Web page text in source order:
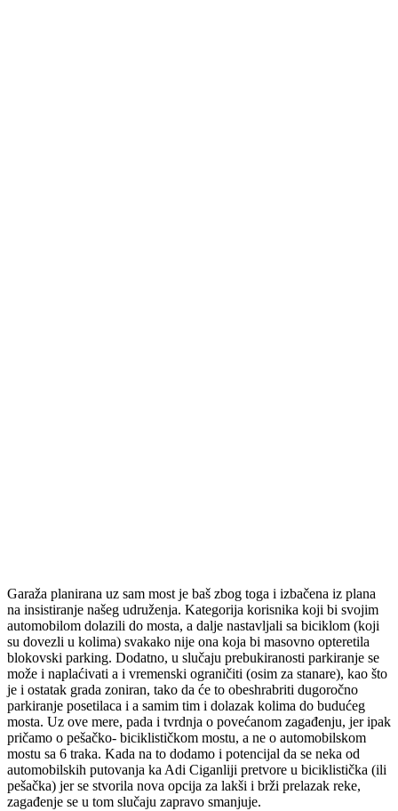
Garaža planirana uz sam most je baš zbog toga i izbačena iz plana
na insistiranje našeg udruženja. Kategorija korisnika koji bi svojim
automobilom dolazili do mosta, a dalje nastavljali sa biciklom (koji
su dovezli u kolima) svakako nije ona koja bi masovno opteretila
blokovski parking. Dodatno, u slučaju prebukiranosti parkiranje se
može i naplaćivati a i vremenski ograničiti (osim za stanare), kao što
je i ostatak grada zoniran, tako da će to obeshrabriti dugoročno
parkiranje posetilaca i a samim tim i dolazak kolima do budućeg
mosta. Uz ove mere, pada i tvrdnja o povećanom zagađenju, jer ipak
pričamo o pešačko- biciklističkom mostu, a ne o automobilskom
mostu sa 6 traka. Kada na to dodamo i potencijal da se neka od
automobilskih putovanja ka Adi Ciganliji pretvore u biciklistička (ili
pešačka) jer se stvorila nova opcija za lakši i brži prelazak reke,
zagađenje se u tom slučaju zapravo smanjuje.